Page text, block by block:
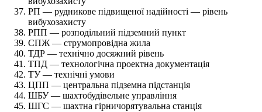
РП — рудникове підвищеної надійності — рівень
вибухозахисту
РПП — розподільний підземний пункт
СПЖ — струмопровідна жила
ТДР — технічно досяжний рівень
ТПД — технологічна проектна документація
ТУ — технічні умови
ЦПП — центральна підземна підстанція
ШБУ — шахтобудівельне управління
ШГС — шахтна гірничорятувальна станція